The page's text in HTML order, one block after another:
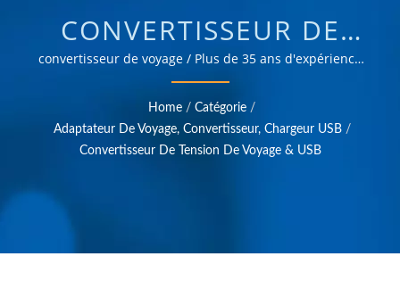
CONVERTISSEUR DE
VOYAGE / FABRICANT
D'ADAPTATEUR DE
VOYAGE UNIVERSEL, DE
CHARGEUR USB ET DE
PROTECTEUR CONTRE
convertisseur de voyage / Plus de 35 ans d'expérience
fiable en OEM et ODM dans la fourniture de produits
répondant aux besoins des applications de gestion de
l'énergie dans divers domaines tels que l'industrie, la
communication, l'automobile et les marchés grand
Home / Catégorie /
Adaptateur De Voyage, Convertisseur, Chargeur USB /
Convertisseur De Tension De Voyage & USB